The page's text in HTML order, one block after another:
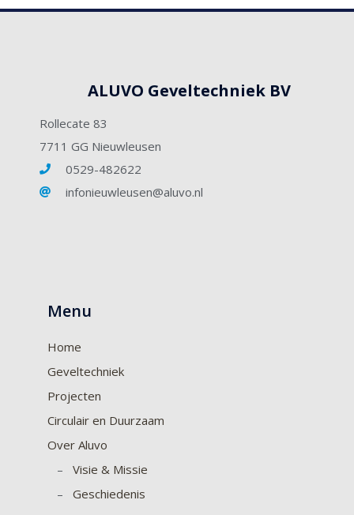
ALUVO Geveltechniek BV
Rollecate 83
7711 GG Nieuwleusen
0529-482622
infonieuwleusen@aluvo.nl
Menu
Home
Geveltechniek
Projecten
Circulair en Duurzaam
Over Aluvo
– Visie & Missie
– Geschiedenis